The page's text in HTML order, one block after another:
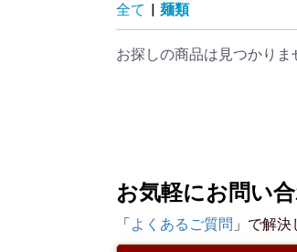
全て | 麺類
お探しの商品は見つかりま
お気軽にお問い
「 よくあるご質問 」で解